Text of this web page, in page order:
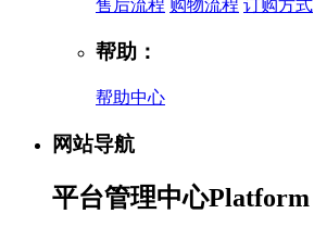
售后流程 购物流程 订购方式
帮助：
帮助中心
网站导航
平台管理中心Platform